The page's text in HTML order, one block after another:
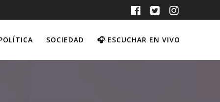
SOCIEDAD 🎧 ESCUCHAR EN VIVO